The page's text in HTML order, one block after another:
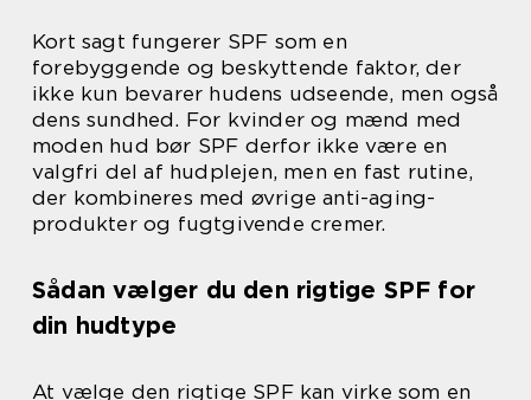
Kort sagt fungerer SPF som en
forebyggende og beskyttende faktor, der
ikke kun bevarer hudens udseende, men også
dens sundhed. For kvinder og mænd med
moden hud bør SPF derfor ikke være en
valgfri del af hudplejen, men en fast rutine,
der kombineres med øvrige anti-aging-
produkter og fugtgivende cremer.
Sådan vælger du den rigtige SPF for
din hudtype
At vælge den rigtige SPF kan virke som en